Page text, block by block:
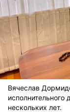
Вячеслав
исполнительного
нескольких лет.